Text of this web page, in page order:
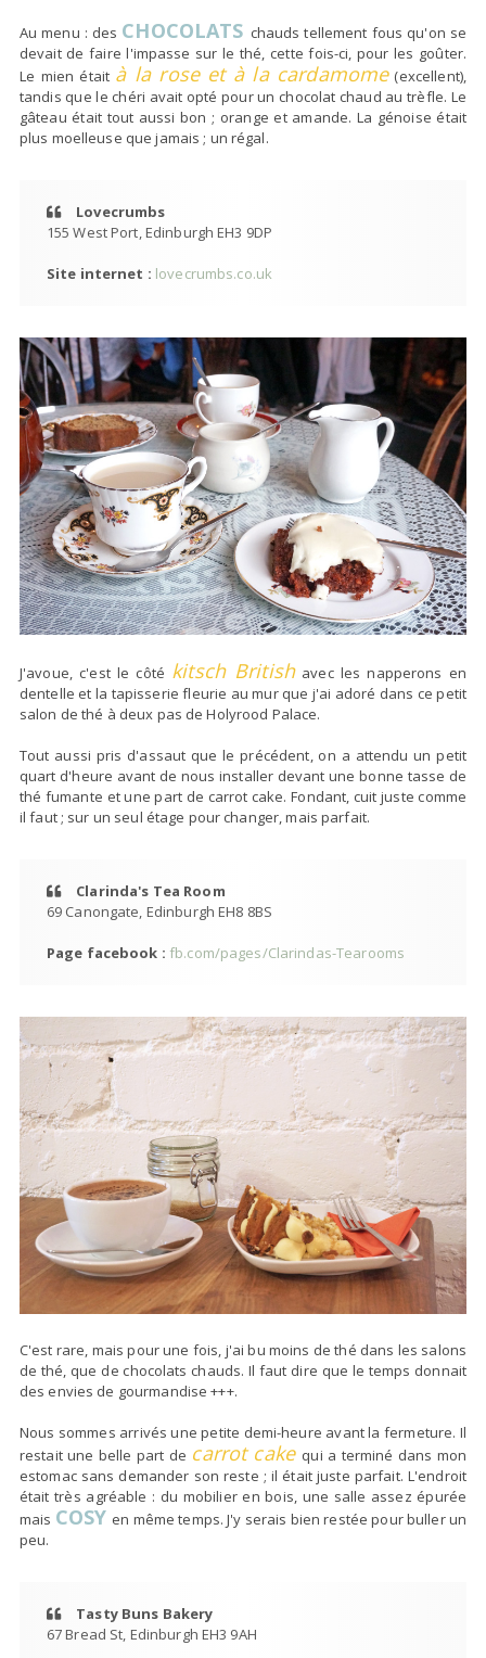
Au menu : des CHOCOLATS chauds tellement fous qu'on se
devait de faire l'impasse sur le thé, cette fois-ci, pour les goûter.
Le mien était à la rose et à la cardamome(excellent),
tandis que le chéri avait opté pour un chocolat chaud au trèfle. Le
gâteau était tout aussi bon ; orange et amande. La génoise était
plus moelleuse que jamais ; un régal.
Lovecrumbs
155 West Port, Edinburgh EH3 9DP
Site internet : lovecrumbs.co.uk
J'avoue, c'est le côté kitsch Britishavec les napperons en
dentelle et la tapisserie fleurie au mur que j'ai adoré dans ce petit
salon de thé à deux pas de Holyrood Palace.
Tout aussi pris d'assaut que le précédent, on a attendu un petit
quart d'heure avant de nous installer devant une bonne tasse de
thé fumante et une part de carrot cake. Fondant, cuit juste comme
il faut ; sur un seul étage pour changer, mais parfait.
Clarinda's Tea Room
69 Canongate, Edinburgh EH8 8BS
Page facebook : fb.com/pages/Clarindas-Tearooms
C'est rare, mais pour une fois, j'ai bu moins de thé dans les salons
de thé, que de chocolats chauds. Il faut dire que le temps donnait
des envies de gourmandise+++.
Nous sommes arrivés une petite demi-heure avant la fermeture. Il
restait une belle part de carrot cake qui a terminé dans mon
estomac sans demander son reste ; il était juste parfait. L'endroit
était très agréable : du mobilier en bois, une salle assez épurée
mais COSY en même temps. J'y serais bien restée pour buller un
peu.
Tasty Buns Bakery
67 Bread St, Edinburgh EH3 9AH